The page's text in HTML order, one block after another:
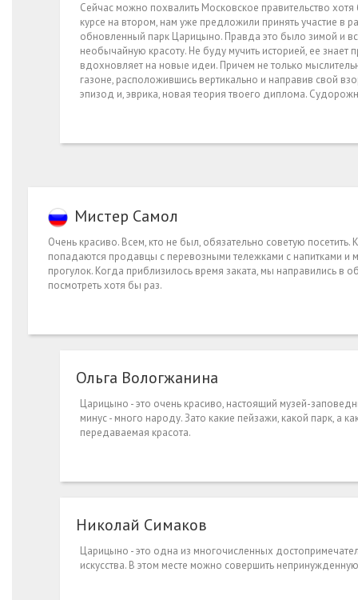
Сейчас можно похвалить Московское правительство
курсе на втором, нам уже предложили принять участие в
обновленный парк Царицыно. Правда это было зимой и
необычайную красоту. Не буду мучить историей, ее знает
вдохновляет на новые идеи. Причем не только
газоне, расположившись вертикально и направив свой
эпизод и, эврика, новая теория твоего диплома.
Mистер Самол
Очень красиво. Всем, кто не был, обязательно советую
попадаются продавцы с перевозными тележками с напитками и
прогулок. Когда приблизилось время заката, мы направились в
посмотреть хотя бы раз.
Ольга Вологжанина
Царицыно - это очень красиво, настоящий музей-
минус - много народу. Зато какие пейзажи, какой парк, а
передаваемая красота.
Николай Симаков
Царицыно - это одна из многочисленных
искусства. В этом месте можно совершить